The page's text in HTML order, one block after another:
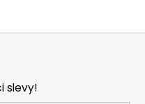
slevy!